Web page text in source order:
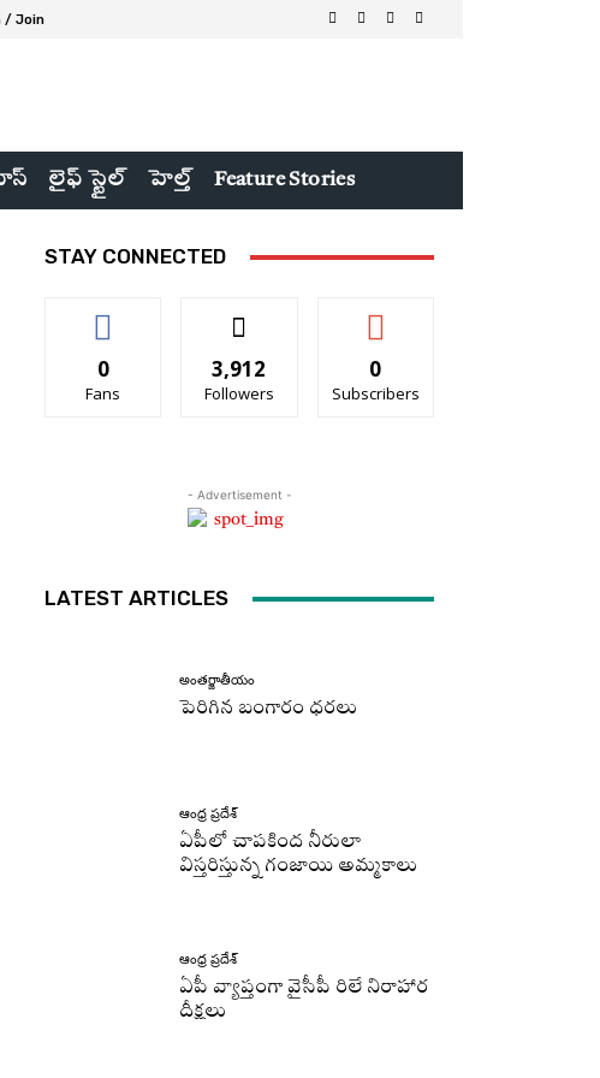
/ Join
లైఫ్ స్టైల్ హెల్త్ Feature Stories
STAY CONNECTED
0
Fans
3,912
Followers
0
Subscribers
- Advertisement -
LATEST ARTICLES
అంతర్జాతీయం
పెరిగిన బంగారం ధరలు
ఆంధ్ర ప్రదేశ్
ఏపీలో చాపకింద నీరులా
విస్తరిస్తున్న గంజాయి అమ్మకాలు
ఆంధ్ర ప్రదేశ్
ఏపీ వ్యాప్తంగా వైసీపీ రిలే నిరాహార
దీక్షలు